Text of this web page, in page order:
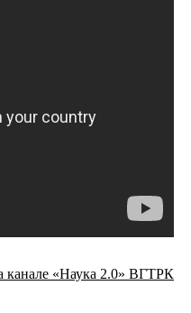
канале «Наука 2.0» ВГТРК